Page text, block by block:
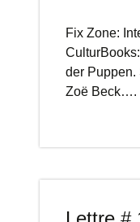
Fix Zone:
der Puppen.
Zoë Beck….